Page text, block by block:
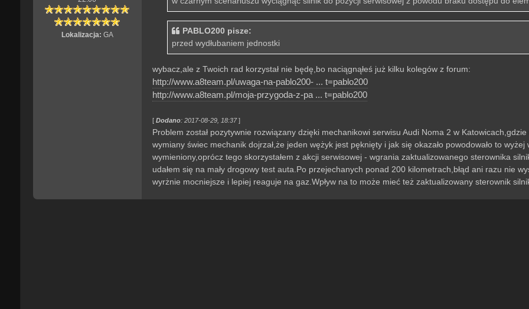
Lokalizacja: GA
PABLO200 pisze:
przed wydłubaniem jednostki
wybacz,ale z Twoich rad korzystał nie będę,bo naciągnąłeś już kilku kolegów z forum:
http://www.a8team.pl/uwaga-na-pablo200- ... t=pablo200
http://www.a8team.pl/moja-przygoda-z-pa ... t=pablo200
[ Dodano: 2017-08-29, 18:37]
Problem został pozytywnie rozwiązany dzięki mechanikowi serwisu Audi Noma 2 w
wymiany świec mechanik dojrzał,że jeden wężyk jest pęknięty i jak się okazało powodowało to
wymieniony,oprócz tego skorzystałem z akcji serwisowej - wgrania zaktualizowanego sterownika
udałem się na mały drogowy test auta.Po przejechanych ponad 200 kilometrach,błąd ani razu nie
wyrżnie mocniejsze i lepiej reaguje na gaz.Wpływ na to może mieć też zaktualizowany sterownik